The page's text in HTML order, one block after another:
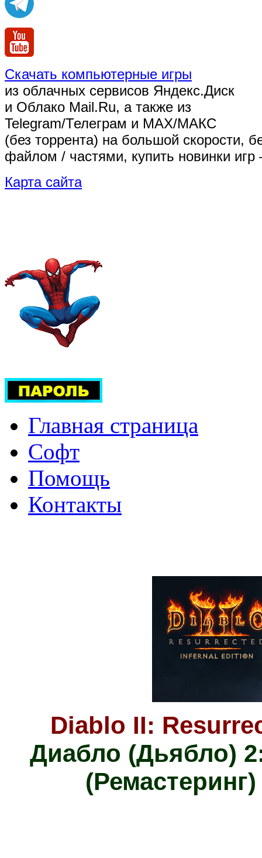
Скачать компьютерные игры
из облачных сервисов Яндекс.Диск
и Облако Mail.Ru, а также из
Telegram/Телеграм и MAX/МАКС
(без торрента) на большой скорости,
файлом / частями, купить новинки
Карта сайта
Главная страница
Софт
Помощь
Контакты
Diablo II:
Диабло (Дьябло)